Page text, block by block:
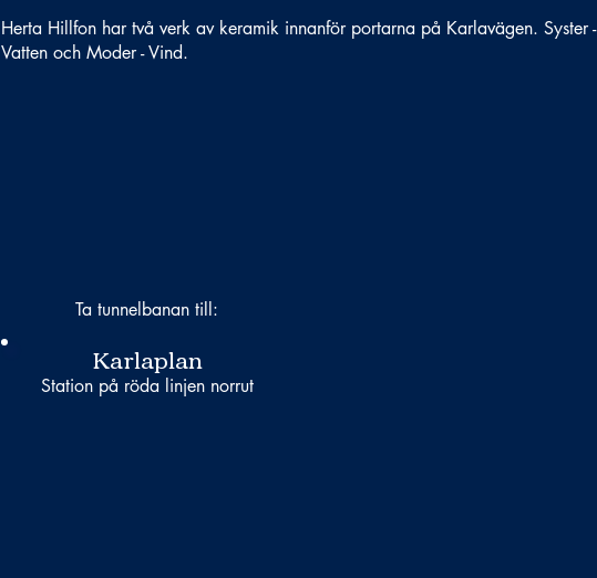
Herta Hillfon har två verk av keramik innanför portarna på Karlavägen. Syster -
Vatten och Moder - Vind.
Ta tunnelbanan till:
Karlaplan
Station på röda linjen norrut